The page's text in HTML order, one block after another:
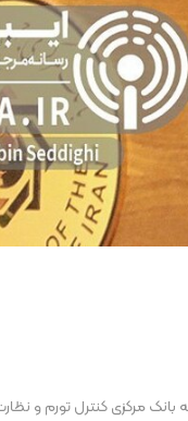
مرکزی کنترل تورم و